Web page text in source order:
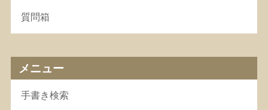
質問箱
メニュー
手書き検索